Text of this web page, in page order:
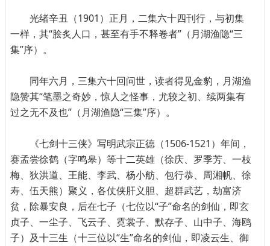
光绪辛丑（1901）正月，二集六十四刊行，与初集
一样，其“脍炙人口，甚至有手不释卷者”（月湖渔隐“三
集”序）。
同年六月，三集六十回问世，读者得见金豹，月湖渔
隐赞其“笔墨之奇妙，惊人之怪事，尤较之初、续两集有
过之无不及也”（月湖渔隐“三集”序）。
《七剑十三侠》写明武宗正德（1506-1521）年间，
赛孟尝徐鹤（字鸣皋）等十二英雄（徐庆、罗季芳、一枝
梅、狄洪道、王能、李武、杨小舫、包行恭、周湘帆、徐
寿、伍天熊）聚义，各仗侠肝义胆、超群武艺，劫富济
贫，除暴安良，后在七子（七位以“子”命名的剑仙，即玄
贞子、一尘子、飞云子、霓裳子、默存子、山中子、海鸥
子）及十三生（十三位以“生”命名的剑仙，即凌云生、御